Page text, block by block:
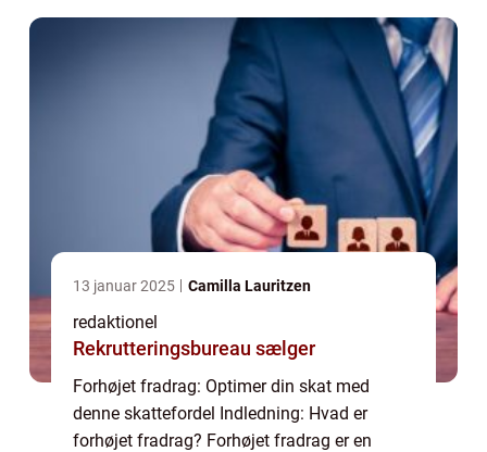
13 januar 2025 Camilla Lauritzen
redaktionel
Rekrutteringsbureau sælger
Forhøjet fradrag: Optimer din skat med
denne skattefordel Indledning: Hvad er
forhøjet fradrag? Forhøjet fradrag er en